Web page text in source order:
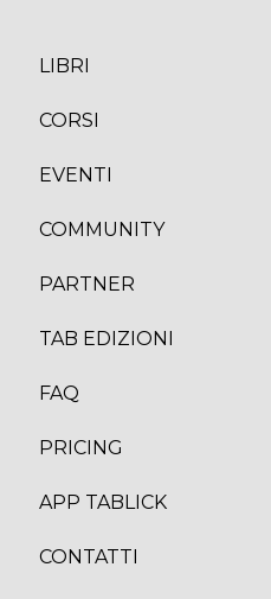
LIBRI
CORS
EVENTI
COMMUNITY
PARTNER
TAB EDIZION
FAQ
PRICING
APP TABLICK
CONTATTI